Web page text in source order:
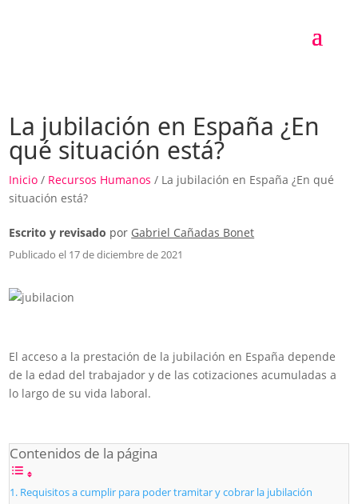
La jubilación en España ¿En
qué situación está?
Inicio / Recursos Humanos / La jubilación en España ¿En qué
situación está?
Escrito y revisado por Gabriel Cañadas Bonet
Publicado el 17 de diciembre de 2021
El acceso a la prestación de la jubilación en España depende
de la edad del trabajador y de las cotizaciones acumuladas a
lo largo de su vida laboral.
Contenidos de la página
Requisitos a cumplir para poder tramitar y cobrar la jubilación